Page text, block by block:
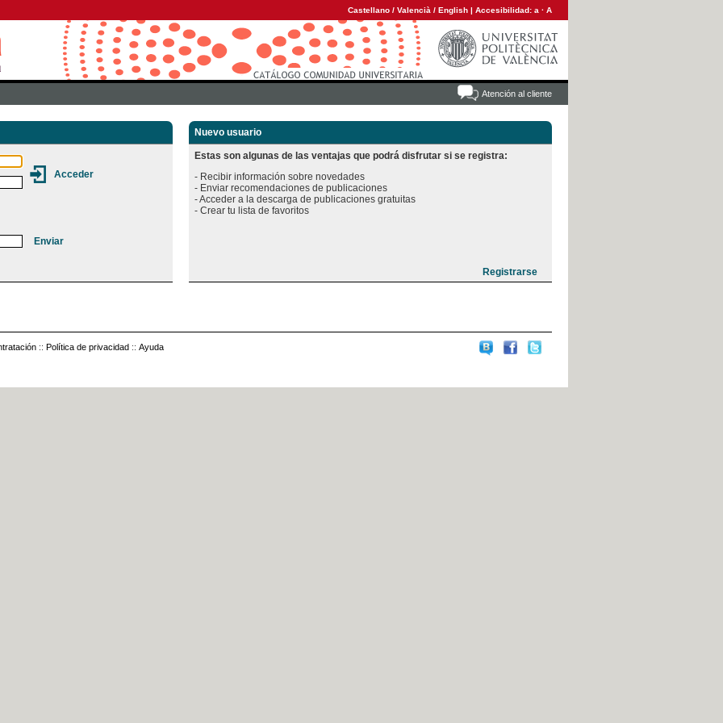
Castellano / Valencià / English | Accesibilidad: a · A
Atención al cliente
Nuevo usuario
Estas son algunas de las ventajas que podrá disfrutar si se registra:
- Recibir información sobre novedades
- Enviar recomendaciones de publicaciones
- Acceder a la descarga de publicaciones gratuitas
:: Política de privacidad :: Ayuda